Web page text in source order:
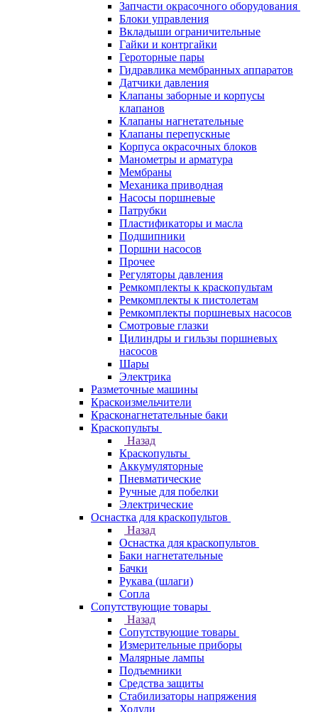
Запчасти окрасочного оборудования
Блоки управления
Вкладыши ограничительные
Гайки и контргайки
Героторные пары
Гидравлика мембранных аппаратов
Датчики давления
Клапаны заборные и корпусы
клапанов
Клапаны нагнетательные
Клапаны перепускные
Корпуса окрасочных блоков
Манометры и арматура
Мембраны
Механика приводная
Насосы поршневые
Патрубки
Пластификаторы и масла
Подшипники
Поршни насосов
Прочее
Регуляторы давления
Ремкомплекты к краскопультам
Ремкомплекты к пистолетам
Ремкомплекты поршневых насосов
Смотровые глазки
Цилиндры и гильзы поршневых
насосов
Шары
Электрика
Разметочные машины
Краскоизмельчители
Красконагнетательные баки
Краскопульты
Назад
Краскопульты
Аккумуляторные
Пневматические
Ручные для побелки
Электрические
Оснастка для краскопультов
Назад
Оснастка для краскопультов
Баки нагнетательные
Бачки
Рукава (шлаги)
Сопла
Сопутствующие товары
Назад
Сопутствующие товары
Измерительные приборы
Малярные лампы
Подъемники
Средства защиты
Стабилизаторы напряжения
Ходули